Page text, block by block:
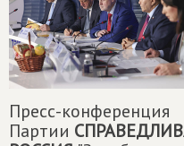
Пресс-конференция
Партии